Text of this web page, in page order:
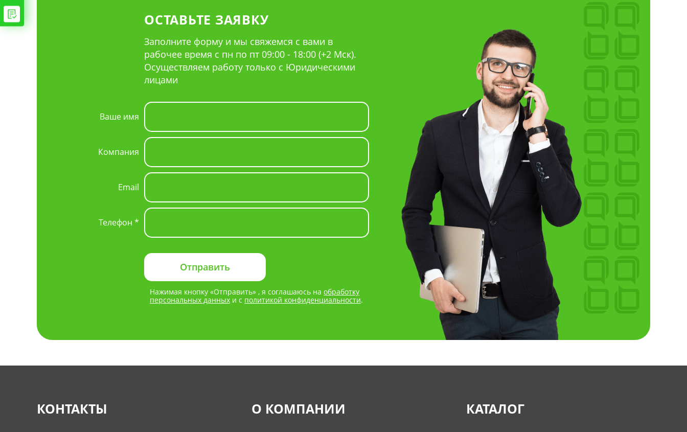
ОСТАВЬТЕ ЗАЯВКУ
Заполните форму и мы свяжемся с вами в
рабочее время с пн по пт 09:00 - 18:00 (+2 Мск).
Осуществляем работу только с Юридическими
лицами
Ваше имя
Компания
Email
Телефон *
Нажимая кнопку «Отправить» , я соглашаюсь на обработку
персональных данных и с политикой конфиденциальности.
КОНТАКТЫ О КОМПАНИИ КАТАЛОГ